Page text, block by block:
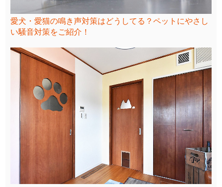
愛犬・愛猫の鳴き声対策はどうしてる？ペットにやさし
い騒音対策をご紹介！